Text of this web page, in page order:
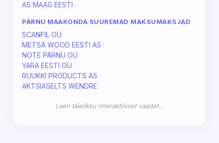
AS MAAG EESTI
PÄRNU MAAKONDA SUUREMAD MAKSUMAKSJAD
SCANFIL OÜ
METSÄ WOOD EESTI AS
NOTE PÄRNU OÜ
YARA EESTI OÜ
RUUKKI PRODUCTS AS
AKTSIASELTS WENDRE
Laen täielikku interaktiivset vaadet…